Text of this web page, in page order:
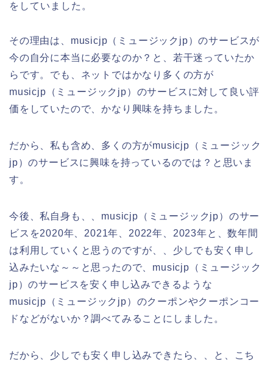
をしていました。
その理由は、musicjp（ミュージックjp）のサービスが
今の自分に本当に必要なのか？と、若干迷っていたか
らです。でも、ネットではかなり多くの方が
musicjp（ミュージックjp）のサービスに対して良い評
価をしていたので、かなり興味を持ちました。
だから、私も含め、多くの方がmusicjp（ミュージック
jp）のサービスに興味を持っているのでは？と思いま
す。
今後、私自身も、、musicjp（ミュージックjp）のサー
ビスを2020年、2021年、2022年、2023年と、数年間
は利用していくと思うのですが、、少しでも安く申し
込みたいな～～と思ったので、musicjp（ミュージック
jp）のサービスを安く申し込みできるような
musicjp（ミュージックjp）のクーポンやクーポンコー
ドなどがないか？調べてみることにしました。
だから、少しでも安く申し込みできたら、、と、こち